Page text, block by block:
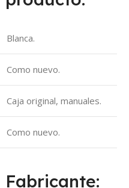
Blanca.
Como nuevo.
Caja original, manuales.
Como nuevo.
Fabricante: